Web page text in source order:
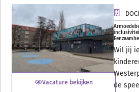
Vacature bekijken
Wil jij
de